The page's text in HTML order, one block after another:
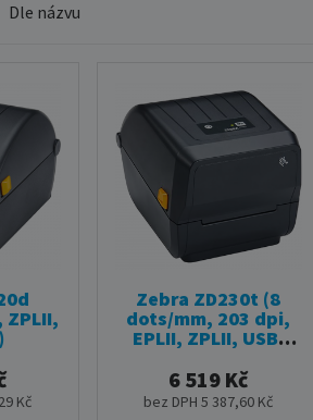
Dle názvu
ZPLII,
Kč
Zebra ZD230t (8
dots/mm, 203 dpi,
EPLII, ZPLII, USB,
6 519 Kč
bez DPH 5 387,60 Kč